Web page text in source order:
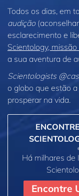
Todos os dias, em
audição
esclarecimento e
Scientology,
a sua aventura de
Scientologists
o globo que estão
prosperar na vida.
Há milhares de
Encontre